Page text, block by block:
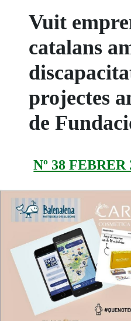
Vuit
catalans
projectes
de
Nº 38 FEBRER